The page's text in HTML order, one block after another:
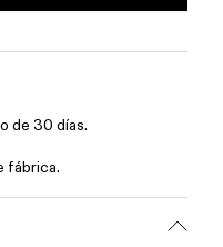
de 30 días.
fábrica.